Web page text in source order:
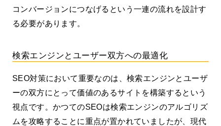
コンバージョンにつなげるという一連の流れを設計す
る必要があります。
検索エンジンとユーザー双方への最適化
SEO対策において重要なのは、検索エンジンとユーザ
ーの双方にとって価値のあるサイトを構築するという
視点です。かつてのSEOは検索エンジンのアルゴリズ
ムを攻略することに重点が置かれていましたが、現代